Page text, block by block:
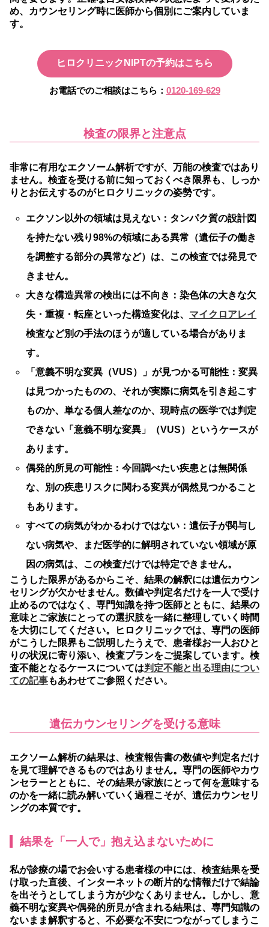
め、カウンセリング時に医師から個別にご案内していま
す。
ヒロクリニックNIPTの予約はこちら
お電話でのご相談はこちら： 0120-169-629
検査の限界と注意点
非常に有用なエクソーム解析ですが、万能の検査ではあり
ません。検査を受ける前に知っておくべき限界も、しっか
りとお伝えするのがヒロクリニックの姿勢です。
エクソン以外の領域は見えない： タンパク質の設計図
を持たない残り98%の領域にある異常（遺伝子の働き
を調整する部分の異常など）は、この検査では発見で
きません。
大きな構造異常の検出には不向き：染色体の大きな欠
失・重複・転座といった構造変化は、 マイクロアレイ
検査など別の手法のほうが適している場合がありま
す。
「意義不明な変異（VUS）」が見つかる可能性：変異
は見つかったものの、それが実際に病気を引き起こす
ものか、単なる個人差なのか、現時点の医学では判定
できない「意義不明な変異」（VUS）というケースが
あります。
偶発的所見の可能性：今回調べたい疾患とは無関係
な、別の疾患リスクに関わる変異が偶然見つかること
もあります。
すべての病気がわかるわけではない：遺伝子が関与し
ない病気や、まだ医学的に解明されていない領域が原
因の病気は、この検査だけでは特定できません。
こうした限界があるからこそ、結果の解釈には遺伝カウン
セリングが欠かせません。 数値や判定名だけを一人で受け
止めるのではなく、専門知識を持つ医師とともに、結果の
意味とご家族にとっての選択肢を一緒に整理していく時間
を大切にしてください。ヒロクリニックでは、専門の医師
がこうした限界もご説明したうえで、患者様お一人おひと
りの状況に寄り添い、検査プランをご提案しています。検
査不能となるケースについては判定不能と出る理由につい
ての記事もあわせてご参照ください。
遺伝カウンセリングを受ける意味
エクソーム解析の結果は、検査報告書の数値や判定名だけ
を見て理解できるものではありません。 専門の医師やカウ
ンセラーとともに、その結果が家族にとって何を意味する
のかを一緒に読み解いていく過程こそが、遺伝カウンセリ
ングの本質です。
結果を「一人で」抱え込まないために
私が診療の場でお会いする患者様の中には、検査結果を受
け取った直後、インターネットの断片的な情報だけで結論
を出そうとしてしまう方が少なくありません。しかし、意
義不明な変異や偶発的所見が含まれる結果は、専門知識の
ないまま解釈すると、不必要な不安につながってしまうこ